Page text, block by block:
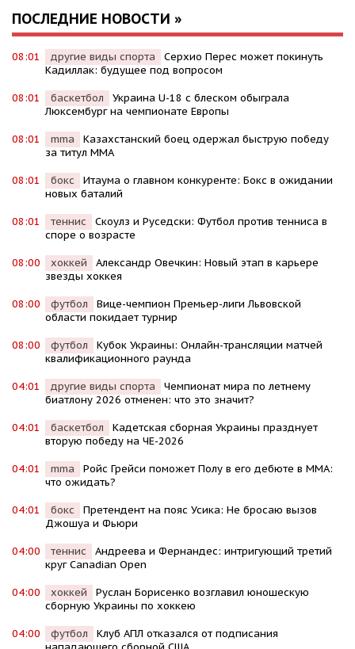
ПОСЛЕДНИЕ НОВОСТИ »
08:01 другие виды спорта
Серхио Перес может покинуть
Кадиллак: будущее под вопросом
08:01 баскетбол
Украина U-18 с блеском обыграла
Люксембург на чемпионате Европы
08:01 mma
Казахстанский боец одержал быструю победу
за титул MMA
08:01 бокс
Итаума о главном конкуренте: Бокс в ожидании
новых баталий
08:01 теннис
Скоулз и Руседски: Футбол против тенниса в
споре о возрасте
08:00 хоккей
Александр Овечкин: Новый этап в карьере
звезды хоккея
08:00 футбол
Вице-чемпион Премьер-лиги Львовской
области покидает турнир
08:00 футбол
Кубок Украины: Онлайн-трансляции матчей
квалификационного раунда
04:01 другие виды спорта
Чемпионат мира по летнему
биатлону 2026 отменен: что это значит?
04:01 баскетбол
Кадетская сборная Украины празднует
вторую победу на ЧЕ-2026
04:01 mma
Ройс Грейси поможет Полу в его дебюте в MMA:
что ожидать?
04:01 бокс
Претендент на пояс Усика: Не бросаю вызов
Джошуа и Фьюри
04:00 теннис
Андреева и Фернандес: интригующий третий
круг Canadian Open
04:00 хоккей
Руслан Борисенко возглавил юношескую
сборную Украины по хоккею
04:00 футбол
Клуб АПЛ отказался от подписания